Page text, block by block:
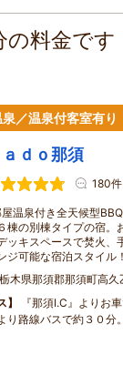
の料金で
／温泉付客室有り
ａｄｏ那須
180件
温泉付き全天候型
棟の別棟タイプの宿。
ッキスペースで焚火、
ジ可能な宿泊スタイル
栃木県那須郡那須町高
『那須I.C』よりお
り路線バスで約３０分